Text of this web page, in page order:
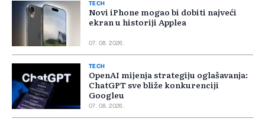
TECH
Novi iPhone mogao bi dobiti najveći
ekran u historiji Applea
07. 08. 2026.
TECH
OpenAI mijenja strategiju oglašavanja:
ChatGPT sve bliže konkurenciji
Googleu
07. 08. 2026.